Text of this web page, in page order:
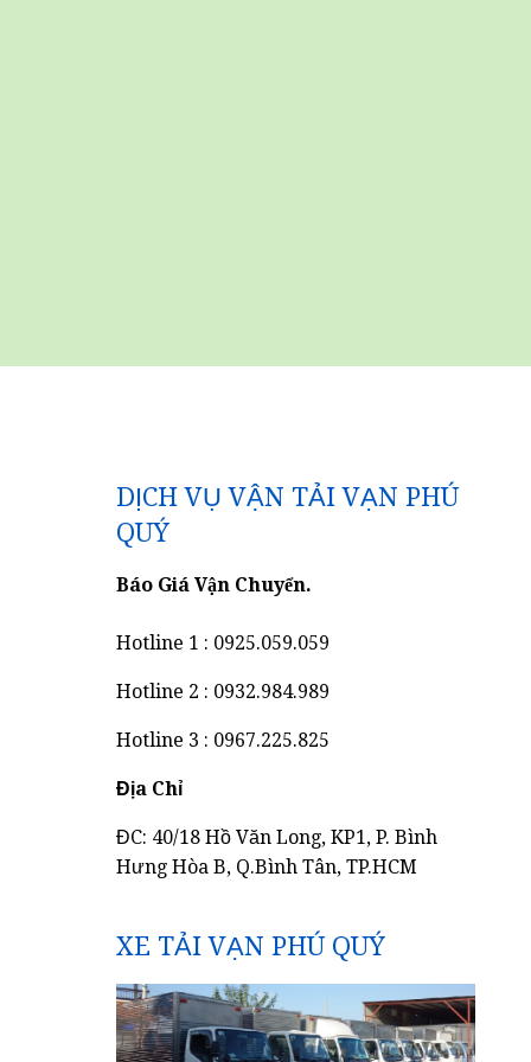
DỊCH VỤ VẬN TẢI VẠN PHÚ
QUÝ
Báo Giá Vận Chuyển.
Hotline 1 : 0925.059.059
Hotline 2 : 0932.984.989
Hotline 3 : 0967.225.825
Địa Chỉ
ĐC: 40/18 Hồ Văn Long, KP1, P. Bình
Hưng Hòa B, Q.Bình Tân, TP.HCM
XE TẢI VẠN PHÚ QUÝ